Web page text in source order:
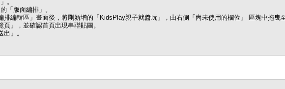
。
「版面編排」。
排編輯區」畫面後，將剛新增的「KidsPlay親子就醬玩」，由右側「尚未使用的欄位」 區塊中拖曳
頁」，並確認首頁出現串聯貼圖。
出」。